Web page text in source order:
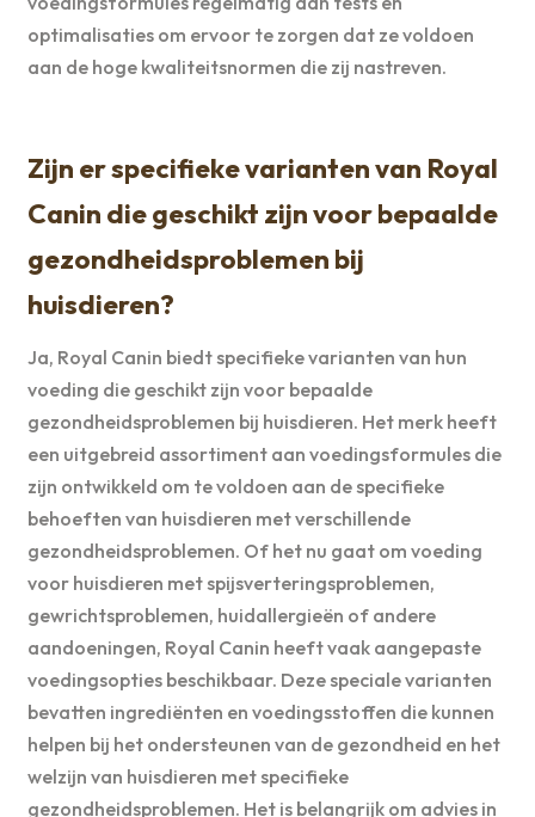
optimalisaties om ervoor te zorgen dat ze voldoen
aan de hoge kwaliteitsnormen die zij nastreven.
Zijn er specifieke varianten van Royal
Canin die geschikt zijn voor bepaalde
gezondheidsproblemen bij
huisdieren?
Ja, Royal Canin biedt specifieke varianten van hun
voeding die geschikt zijn voor bepaalde
gezondheidsproblemen bij huisdieren. Het merk heeft
een uitgebreid assortiment aan voedingsformules die
zijn ontwikkeld om te voldoen aan de specifieke
behoeften van huisdieren met verschillende
gezondheidsproblemen. Of het nu gaat om voeding
voor huisdieren met spijsverteringsproblemen,
gewrichtsproblemen, huidallergieën of andere
aandoeningen, Royal Canin heeft vaak aangepaste
voedingsopties beschikbaar. Deze speciale varianten
bevatten ingrediënten en voedingsstoffen die kunnen
helpen bij het ondersteunen van de gezondheid en het
welzijn van huisdieren met specifieke
gezondheidsproblemen. Het is belangrijk om advies in